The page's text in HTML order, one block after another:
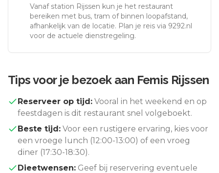
Vanaf station Rijssen kun je het restaurant
bereiken met bus, tram of binnen loopafstand,
afhankelijk van de locatie. Plan je reis via 9292.nl
voor de actuele dienstregeling.
Tips voor je bezoek aan Femis Rijssen
Reserveer op tijd: Vooral in het weekend en op
feestdagen is dit restaurant snel volgeboekt.
Beste tijd: Voor een rustigere ervaring, kies voor
een vroege lunch (12:00-13:00) of een vroeg
diner (17:30-18:30).
Dieetwensen: Geef bij reservering eventuele